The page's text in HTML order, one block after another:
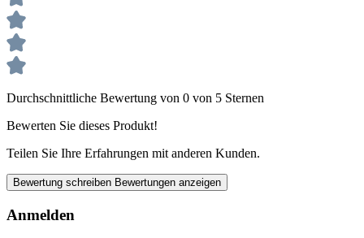
Durchschnittliche Bewertung von 0 von 5 Sternen
Bewerten Sie dieses Produkt!
Teilen Sie Ihre Erfahrungen mit anderen Kunden.
Bewertung schreiben Bewertungen anzeigen
Anmelden